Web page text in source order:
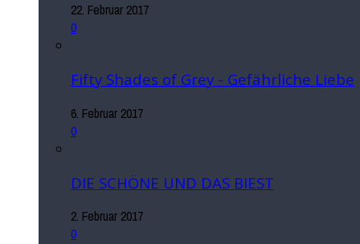
22. Februar 2017
0
Fifty Shades of Grey - Gefährliche Liebe
6. Februar 2017
0
DIE SCHÖNE UND DAS BIEST
2. Februar 2017
0